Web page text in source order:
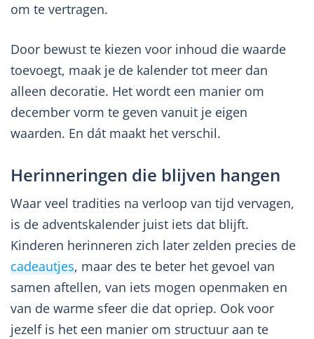
om te vertragen.
Door bewust te kiezen voor inhoud die waarde
toevoegt, maak je de kalender tot meer dan
alleen decoratie. Het wordt een manier om
december vorm te geven vanuit je eigen
waarden. En dát maakt het verschil.
Herinneringen die blijven hangen
Waar veel tradities na verloop van tijd vervagen,
is de adventskalender juist iets dat blijft.
Kinderen herinneren zich later zelden precies de
cadeautjes, maar des te beter het gevoel van
samen aftellen, van iets mogen openmaken en
van de warme sfeer die dat opriep. Ook voor
jezelf is het een manier om structuur aan te